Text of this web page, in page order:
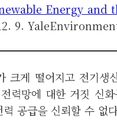
Energy and
9.
크게 떨어지고 전기생
력망에 대한 거짓 신
공급을 신뢰할 수 없